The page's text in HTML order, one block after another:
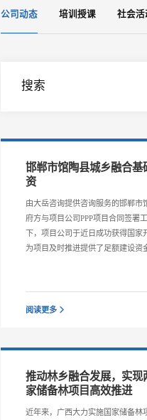
公司动态 培训授课 社会活
搜索
邯郸市馆陶县城乡融合基
资
由大岳咨询提供咨询服务的邯郸市
府方与项目公司PPP项目合同签署
下，项目公司于近日成功获得国
为项目及时推进提供了足额建设资
阅读更多
推动林乡融合发展，实
家储备林项目高效推进
近年来，广西大力实施国家储备林